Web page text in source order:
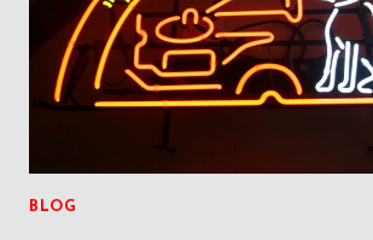
BEROEPSOPLEIDING
ADVOCATEN
BLOG